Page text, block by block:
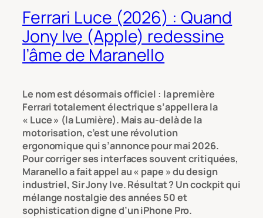
Ferrari Luce (2026) : Quand
Jony Ive (Apple) redessine
l’âme de Maranello
Le nom est désormais officiel : la première
Ferrari totalement électrique s’appellera la
« Luce » (la Lumière). Mais au-delà de la
motorisation, c’est une révolution
ergonomique qui s’annonce pour mai 2026.
Pour corriger ses interfaces souvent critiquées,
Maranello a fait appel au « pape » du design
industriel, Sir Jony Ive. Résultat ? Un cockpit qui
mélange nostalgie des années 50 et
sophistication digne d’un iPhone Pro.